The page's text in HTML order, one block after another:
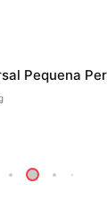
Pequena